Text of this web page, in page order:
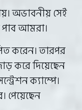
অভাবনীয় সেই
পাব আমরা।
করেন। তারপর
করে দিয়েছেন
ক্যাম্পে।
পেয়েছেন